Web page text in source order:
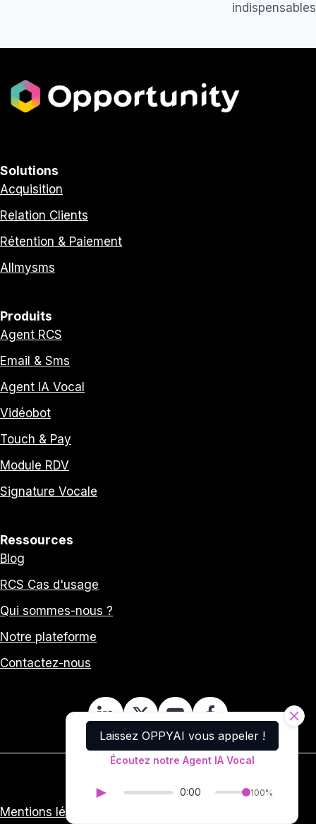
indispensables
Solutions
Acquisition
Relation Clients
Rétention & Paiement
Allmysms
Produits
Agent RCS
Email & Sms
Agent IA Vocal
Vidéobot
Touch & Pay
Module RDV
Signature Vocale
Ressources
Blog
RCS Cas d'usage
Qui sommes-nous ?
Notre plateforme
Contactez-nous
Mentions légales
Laissez OPPYAI vous appeler !
Écoutez notre Agent IA Vocal
► 0:00 100%